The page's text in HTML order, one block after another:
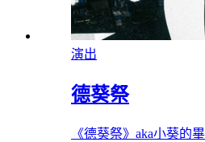
演出
德葵祭
《德葵祭》aka小葵的